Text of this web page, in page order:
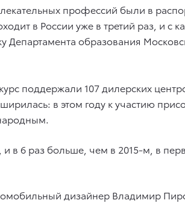
профессий были в
в России уже в третий раз, и с
Департамента образования
поддержали 107 дилерских
в этом году к участию
в 6 раз больше, чем в 2015-м, в
дизайнер Владимир